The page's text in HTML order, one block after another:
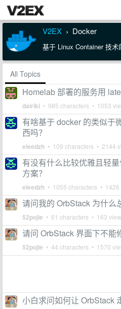
V2EX › Docker
基于 Linux Container 技术
All Topics
Homelab 部署的服务用
dairiki • 985 characters • 1053
有啥基于 docker 的类似于
西吗？
eleedzh • 109 characters • 2144
有没有什么比较优雅且轻
方案？
eleedzh • 1055 characters • 1426
请问我的 OrbStack 为什么
52pojie • 61 characters • 163
请问 OrbStack 界面下不能
52pojie • 44 characters • 1570
小白求问如何让 OrbStack